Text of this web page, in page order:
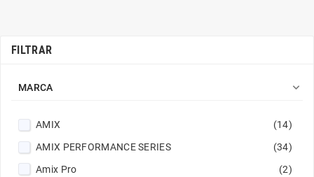
FILTRAR
MARCA 
AMIX
(14)
AMIX PERFORMANCE SERIES
(34)
Amix Pro
(2)